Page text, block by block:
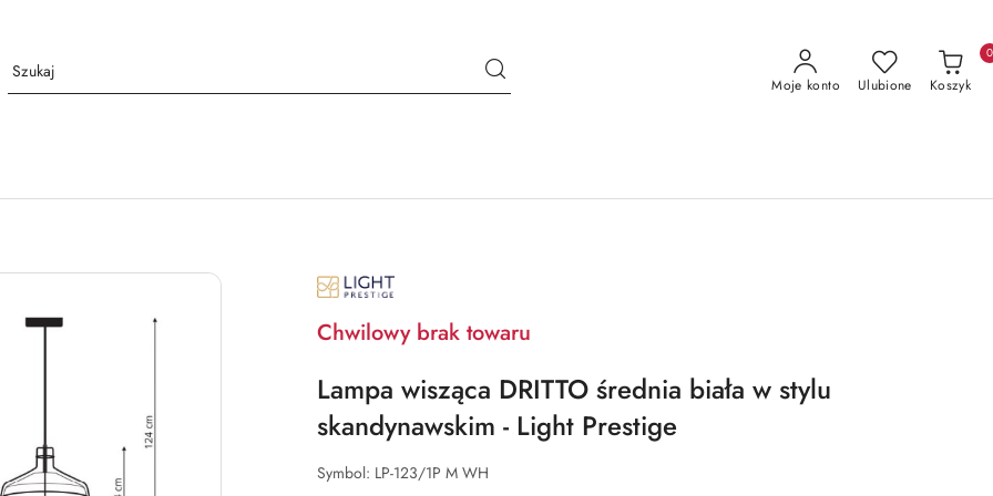
Moje konto Ulubione Koszyk
0
NAZWA
PRODUCENTA:
PRESTIGE
Chwilowy brak towaru
Lampa wisząca DRITTO średnia biała w stylu
skandynawskim - Light Prestige
Symbol: LP-123/1P M WH